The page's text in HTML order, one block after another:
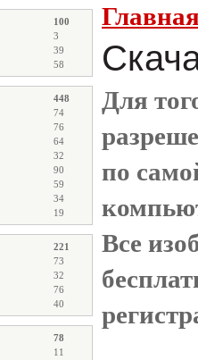
100
3
39
58
448
74
76
64
32
90
59
34
19
221
73
32
76
40
78
11
Для
по
Все